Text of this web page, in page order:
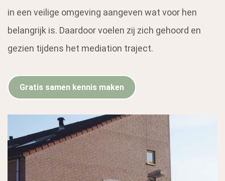
in een veilige omgeving aangeven wat voor hen
belangrijk is. Daardoor voelen zij zich gehoord en
gezien tijdens het mediation traject.
Gratis samen kennis maken